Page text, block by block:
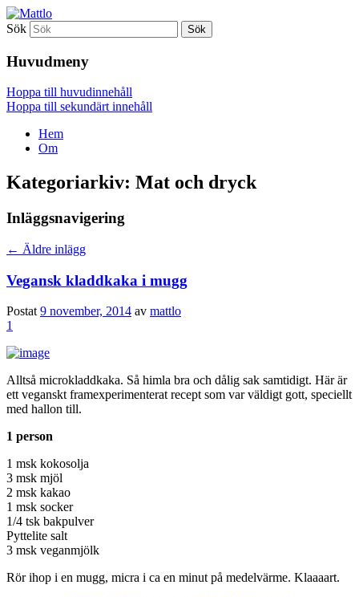
Mattlo
Sök
Huvudmeny
Hoppa till huvudinnehåll
Hoppa till sekundärt innehåll
Hem
Om
Kategoriarkiv: Mat och dryck
Inläggsnavigering
← Äldre inlägg
Vegansk kladdkaka i mugg
Postat9 november, 2014 av mattlo
1
Alltså microkladdkaka. Så himla bra och dålig sak samtidigt. Här är
ett veganskt framexperimenterat recept som var väldigt gott, speciellt
med hallon till.
1 person
1 msk kokosolja
3 msk mjöl
2 msk kakao
1 msk socker
1/4 tsk bakpulver
Pyttelite salt
3 msk veganmjölk
Rör ihop i en mugg, micra i ca en minut på medelvärme. Klaaaart.